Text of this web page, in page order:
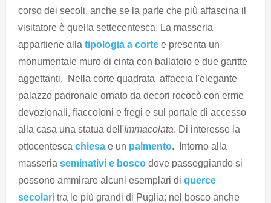
corso dei secoli, anche se la parte che più affascina il
visitatore è quella settecentesca. La masseria
appartiene alla tipologia a corte e presenta un
monumentale muro di cinta con ballatoio e due garitte
aggettanti. Nella corte quadrata affaccia l'elegante
palazzo padronale ornato da decori rococò con erme
devozionali, fiaccoloni e fregi e sul portale di accesso
alla casa una statua dell'Immacolata. Di interesse la
ottocentesca chiesa e un palmento. Intorno alla
masseria seminativi e bosco dove passeggiando si
possono ammirare alcuni esemplari di querce
secolari tra le più grandi di Puglia; nel bosco anche